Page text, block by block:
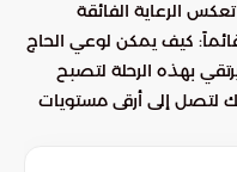
الرعاية الفائقة
كيف يمكن لوعي الحاج
بهذه الرحلة لتصبح
لتصل إلى أرقى مستويات